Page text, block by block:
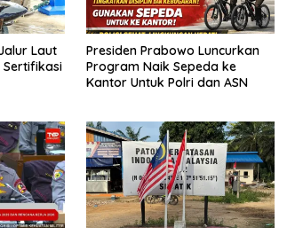
Laut
Sertifikasi
Presiden Prabowo Luncurkan
Program Naik Sepeda ke
Kantor Untuk Polri dan ASN